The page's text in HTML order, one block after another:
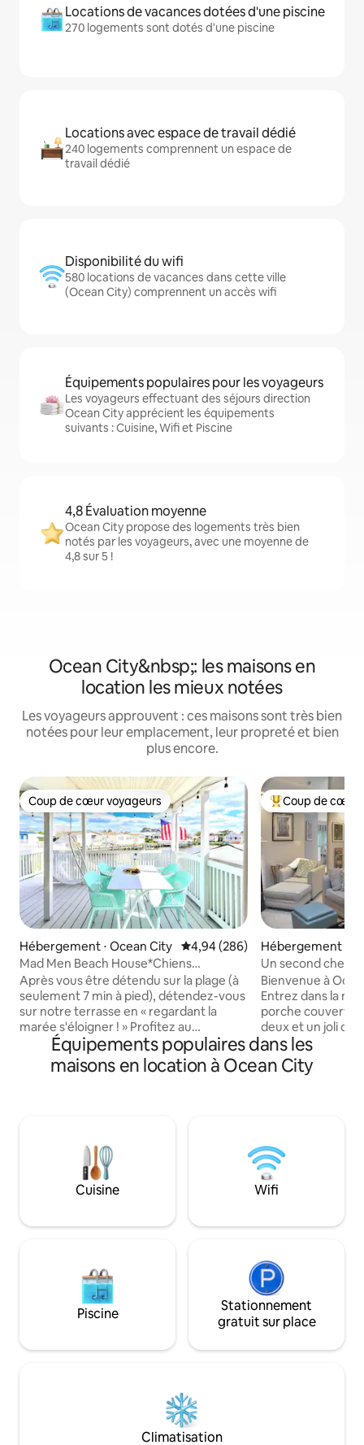
Locations de vacances dotées d'une piscine
270 logements sont dotés d'une piscine
Locations avec espace de travail dédié
240 logements comprennent un espace de
travail dédié
Disponibilité du wifi
580 locations de vacances dans cette ville
(Ocean City) comprennent un accès wifi
Équipements populaires pour les voyageurs
Les voyageurs effectuant des séjours direction
Ocean City apprécient les équipements
suivants : Cuisine, Wifi et Piscine
4,8 Évaluation moyenne
Ocean City propose des logements très bien
notés par les voyageurs, avec une moyenne de
4,8 sur 5 !
Ocean City&nbsp;: les maisons en
location les mieux notées
Les voyageurs approuvent : ces maisons sont très bien
notées pour leur emplacement, leur propreté et bien
plus encore.
Coup de cœur voyageurs
Coup de cœur voyageurs
Hébergement ⋅ Ocean City Évaluation moyenne sur la
4,94 (286)
Mad Men Beach House*Chiens
bienvenus*7 min à pied de la mer*FILMS
EN PLEIN AIR*Quai privé*ESPACE DE
TRAVAIL*NOUVEAU LIT BÉBÉ
Après vous être détendu sur la plage (à
seulement 7 min à pied), détendez-vous
sur notre terrasse en « regardant la
marée s'éloigner ! » Profitez au
maximum de la baie et de la plage avec
ce joyau caché acceptant les chiens !
Imaginez des soirées à profiter de la
d'être ensemble. Pêchez sur notre quai
privé ou utilisez-le pour votre propre
bateau ou jet-ski. Assistez à des
couchers de soleil spectaculaires avec
travail privé bien éclairé pour le travail
dans la suite parentale pour un sommeil
réparateur ! Les piscines et les courts de
tennis/pickleball ne sont qu'à quelques
pâtés de maison pour votre plaisir ! De
AIR vraiment unique pour tous nos
Coups de cœur
Coup de cœur
Hébergement ⋅
s
Un second chez-
aux animaux de
Bienvenue à
Entrez dans la
porche couvert
deux et un joli coin
charmante
3 chambres et 2
complètes. Une
fonctionnelle.
avec beaucoup
et bar. Porte pour chien dans la véranda
assez grande
de frais pour
bain.
Équipements populaires dans les
maisons en location à Ocean City
Cuisine Wifi
Piscine
Stationnement
gratuit sur place
Climatisation